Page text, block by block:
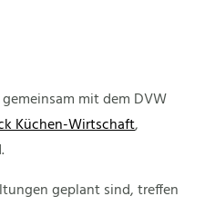
mit dem DVW
Küchen-Wirtschaft,
geplant sind, treffen